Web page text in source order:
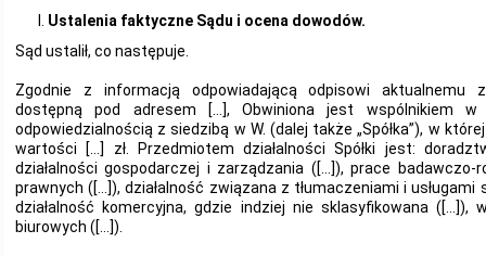
Ustalenia faktyczne Sądu i ocena dowodów.
Sąd ustalił, co następuje.
Zgodnie z informacją odpowiadającą odpisowi aktualnemu
dostępną pod adresem […], Obwiniona jest wspólnikiem w
odpowiedzialnością z siedzibą w W. (dalej także „Spółka”), w
wartości […] zł. Przedmiotem działalności Spółki jest:
działalności gospodarczej i zarządzania ([…]), prace badawczo-
prawnych ([…]), działalność związana z tłumaczeniami i
działalność komercyjna, gdzie indziej nie sklasyfikowana ([…]),
biurowych ([…]).